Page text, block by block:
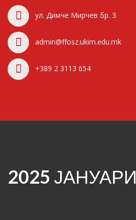
ул. Димче Мирчев бр. 3
admin@ffosz.ukim.edu.mk
+389 2 3113 654
2025 ЈАНУАРИ